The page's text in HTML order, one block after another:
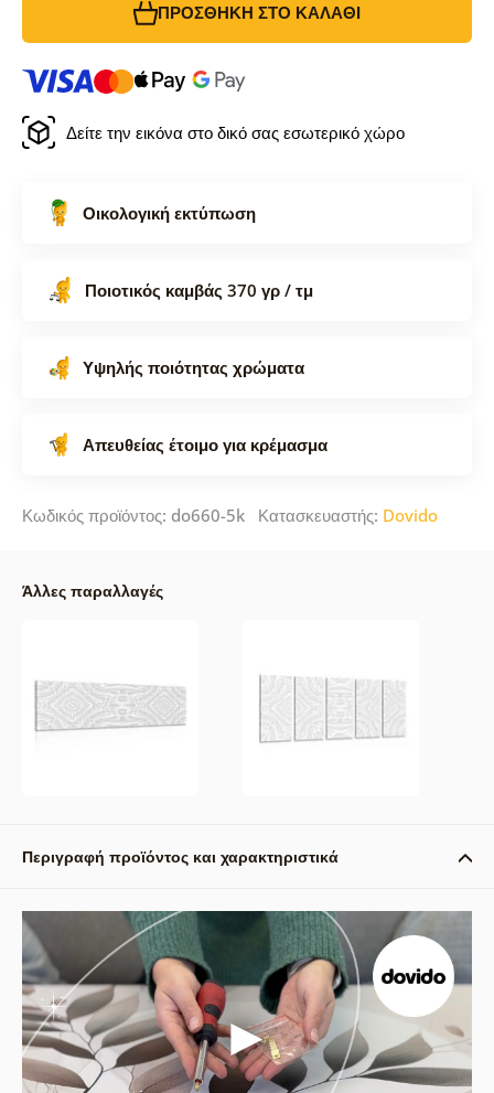
ΠΡΟΣΘΉΚΗ ΣΤΟ ΚΑΛΆΘΙ
Δείτε την εικόνα στο δικό σας εσωτερικό χώρο
Οικολογική εκτύπωση
Ποιοτικός καμβάς 370 γρ / τμ
Υψηλής ποιότητας χρώματα
Απευθείας έτοιμο για κρέμασμα
Κωδικός προϊόντος: do660-5k Κατασκευαστής: Dovido
Άλλες παραλλαγές
Περιγραφή προϊόντος και χαρακτηριστικά